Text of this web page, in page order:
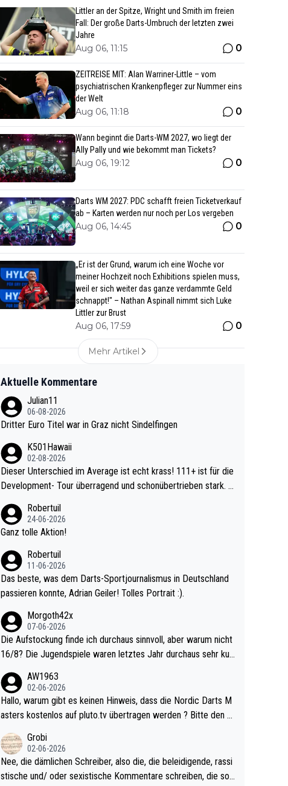
Littler an der Spitze, Wright und Smith im freien
Fall: Der große Darts-Umbruch der letzten zwei
Jahre
Aug 06, 11:15 0
ZEITREISE MIT: Alan Warriner-Little – vom
psychiatrischen Krankenpfleger zur Nummer eins
der Welt
Aug 06, 11:18 0
Wann beginnt die Darts-WM 2027, wo liegt der
Ally Pally und wie bekommt man Tickets?
Aug 06, 19:12 0
Darts WM 2027: PDC schafft freien Ticketverkauf
ab – Karten werden nur noch per Los vergeben
Aug 06, 14:45 0
„Er ist der Grund, warum ich eine Woche vor
meiner Hochzeit noch Exhibitions spielen muss,
weil er sich weiter das ganze verdammte Geld
schnappt!" – Nathan Aspinall nimmt sich Luke
Littler zur Brust
Aug 06, 17:59 0
Mehr Artikel
Aktuelle Kommentare
Julian11
06-08-2026
Dritter Euro Titel war in Graz nicht Sindelfingen
K501Hawaii
02-08-2026
Dieser Unterschied im Average ist echt krass! 111+ ist für die
Development- Tour überragend und schonübertrieben stark. U
e mal 40+ erst recht. Da gewinnst keinen Blumentopf - ist ja n
och krasser wie ein Pokalspiel eines Kreisligisten vs einem Bu
Robertuil
24-06-2026
Ganz tolle Aktion!
Robertuil
11-06-2026
Das beste, was dem Darts-Sportjournalismus in Deutschland
passieren konnte, Adrian Geiler! Tolles Portrait :).
Morgoth42x
07-06-2026
Die Aufstockung finde ich durchaus sinnvoll, aber warum nicht
16/8? Die Jugendspiele waren letztes Jahr durchaus sehr kur
l. Allerdings ist Mitchell Lawrie als Nummer 1 der Welt eh quali
fiziert. Somit ändert die automatische Qualifikation des Weltm
eisters erstmal nichts. Ich denke sie wollen damit für nächste
d wohl wenig WDF Turniere spielen. Dies war bei Archie Self l
etztes Jahr der Fall. Er musste als amtierender Weltmeister d
urch den Qualifier und ich glaube kaum, dass Mitchel sich das
AW1963
02-06-2026
Hallo, warum gibt es keinen Hinweis, dass die Nordic Darts M
asters kostenlos auf pluto.tv übertragen werden ? Bitte den A
Grobi
02-06-2026
Nee, die dämlichen Schreiber, also die, die beleidigende, rassi
stische und/ oder sexistische Kommentare schreiben, die soll